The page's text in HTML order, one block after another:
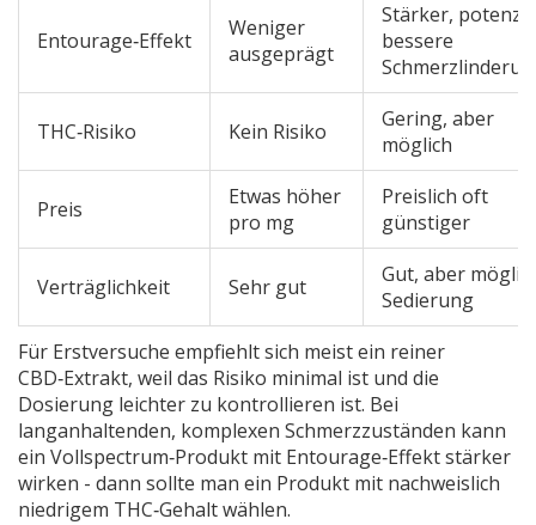
Entourage‑Effekt
Weniger
ausgeprägt
Stärker,
bessere
THC‑Risiko Kein Risiko
Gering, aber
möglich
Preis
Etwas höher
pro mg
Preislich oft
günstiger
Verträglichkeit Sehr gut
Gut, aber
Sedierung
Für Erstversuche empfiehlt sich meist ein reiner
CBD‑Extrakt, weil das Risiko minimal ist und die
Dosierung leichter zu kontrollieren ist. Bei
langanhaltenden, komplexen Schmerzzuständen kann
ein Vollspectrum‑Produkt mit Entourage‑Effekt stärker
wirken - dann sollte man ein Produkt mit nachweislich
niedrigem THC‑Gehalt wählen.